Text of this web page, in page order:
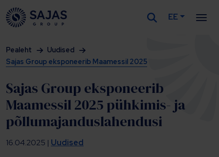
Siirry sisältöön
EE
Pealeht
Uudised
Sajas Group eksponeerib Maamessil 2025
Sajas Group eksponeerib
Maamessil 2025 pühkimis- ja
põllumajanduslahendusi
16.04.2025 | Uudised